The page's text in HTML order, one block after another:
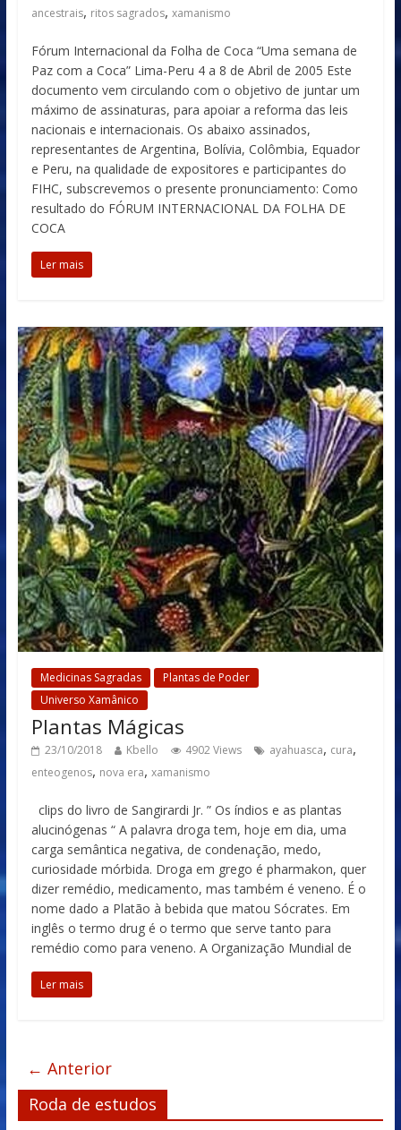
ancestrais, ritos sagrados, xamanismo
Fórum Internacional da Folha de Coca “Uma semana de
Paz com a Coca” Lima-Peru 4 a 8 de Abril de 2005 Este
documento vem circulando com o objetivo de juntar um
máximo de assinaturas, para apoiar a reforma das leis
nacionais e internacionais. Os abaixo assinados,
representantes de Argentina, Bolívia, Colômbia, Equador
e Peru, na qualidade de expositores e participantes do
FIHC, subscrevemos o presente pronunciamento: Como
resultado do FÓRUM INTERNACIONAL DA FOLHA DE
COCA
Ler mais
Medicinas Sagradas
Plantas de Poder
Universo Xamânico
Plantas Mágicas
23/10/2018 Kbello 4902 Views ayahuasca, cura,
enteogenos, nova era, xamanismo
clips do livro de Sangirardi Jr. ” Os índios e as plantas
alucinógenas “ A palavra droga tem, hoje em dia, uma
carga semântica negativa, de condenação, medo,
curiosidade mórbida. Droga em grego é pharmakon, quer
dizer remédio, medicamento, mas também é veneno. É o
nome dado a Platão à bebida que matou Sócrates. Em
inglês o termo drug é o termo que serve tanto para
remédio como para veneno. A Organização Mundial de
Ler mais
← Anterior
Roda de estudos